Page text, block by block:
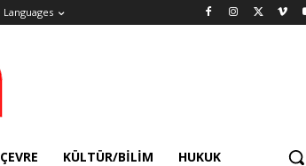
Languages
ÇEVRE KÜLTÜR/BILIM HUKUK